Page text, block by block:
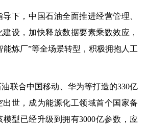
，中国石油全面推进经营管理、
设，加快释放数据要素乘数效应，
能炼厂”等全场景转型，积极拥抱人工
合中国移动、华为等打造的330亿
世，成为能源化工领域首个国家备
型已经升级到拥有3000亿参数，应